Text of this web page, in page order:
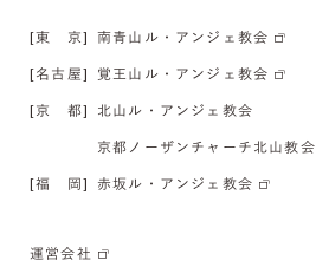
[東 京] 南青山ル・アンジェ教会
[名古屋] 覚王山ル・アンジェ教会
[京 都] 北山ル・アンジェ教会
京都ノーザンチャーチ北山教会
[福 岡] 赤坂ル・アンジェ教会
運営会社